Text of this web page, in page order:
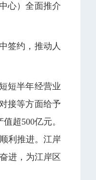
心）全面推介
签约，推动人
短半年经营业
接等方面给予
超500亿元。
利推进。江岸
进，为江岸区